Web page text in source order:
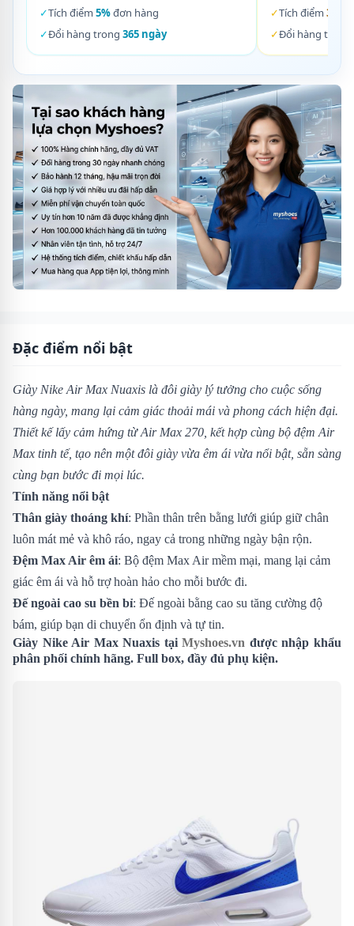
✓Tích điểm 5%đơn hàng
✓Đổi hàng trong 365 ngày
✓Tích điểm 3%
✓Đổi hàng trong
Đặc điểm nổi bật
Giày Nike Air Max Nuaxis là đôi giày lý tưởng cho cuộc sống
hàng ngày, mang lại cảm giác thoải mái và phong cách hiện đại.
Thiết kế lấy cảm hứng từ Air Max 270, kết hợp cùng bộ đệm Air
Max tinh tế, tạo nên một đôi giày vừa êm ái vừa nổi bật, sẵn sàng
cùng bạn bước đi mọi lúc.
Tính năng nổi bật
Thân giày thoáng khí: Phần thân trên bằng lưới giúp giữ chân
luôn mát mẻ và khô ráo, ngay cả trong những ngày bận rộn.
Đệm Max Air êm ái: Bộ đệm Max Air mềm mại, mang lại cảm
giác êm ái và hỗ trợ hoàn hảo cho mỗi bước đi.
Đế ngoài cao su bền bỉ: Đế ngoài bằng cao su tăng cường độ
bám, giúp bạn di chuyển ổn định và tự tin.
Giày Nike Air Max Nuaxis tạiMyshoes.vn được nhập khẩu
phân phối chính hãng. Full box, đầy đủ phụ kiện.